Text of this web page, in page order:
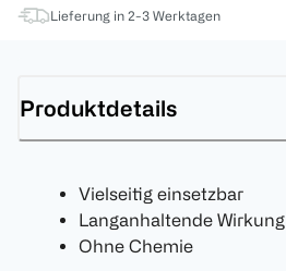
Lieferung in 2-3 Werktagen
Produktdetails
Vielseitig einsetzbar
Langanhaltende Wirkung
Ohne Chemie